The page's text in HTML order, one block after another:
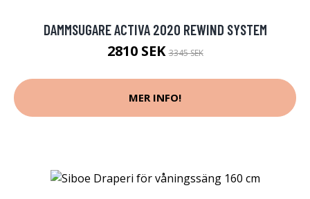
DAMMSUGARE ACTIVA 2020 REWIND SYSTEM
2810 SEK3345 SEK
MER INFO!